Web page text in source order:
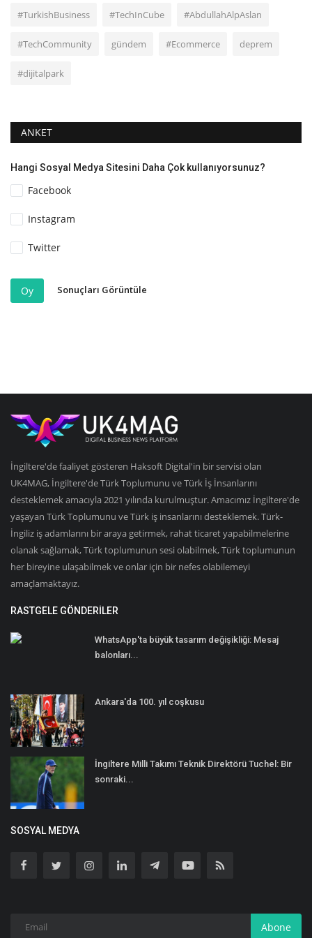
#TurkishBusiness #TechInCube #AbdullahAlpAslan
#TechCommunity gündem #Ecommerce deprem
#dijitalpark
ANKET
Hangi Sosyal Medya Sitesini Daha Çok kullanıyorsunuz?
Facebook
Instagram
Twitter
Oy Sonuçları Görüntüle
İngiltere'de faaliyet gösteren Haksoft Digital'in bir servisi olan
UK4MAG, İngiltere'de Türk Toplumunu ve Türk İş İnsanlarını
desteklemek amacıyla 2021 yılında kurulmuştur. Amacımız İngiltere'de
yaşayan Türk Toplumunu ve Türk iş insanlarını desteklemek. Türk-
İngiliz iş adamlarını bir araya getirmek, rahat ticaret yapabilmelerine
olanak sağlamak, Türk toplumunun sesi olabilmek, Türk toplumunun
her bireyine ulaşabilmek ve onlar için bir nefes olabilemeyi
amaçlamaktayız.
RASTGELE GÖNDERILER
WhatsApp'ta büyük tasarım değişikliği: Mesaj
balonları...
Ankara'da 100. yıl coşkusu
İngiltere Milli Takımı Teknik Direktörü Tuchel: Bir
sonraki...
SOSYAL MEDYA
Abone